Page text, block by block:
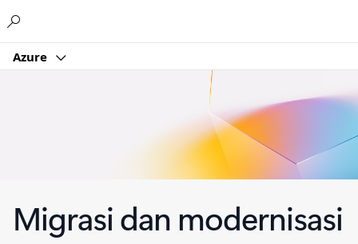
Azure
Migrasi dan modernisasi